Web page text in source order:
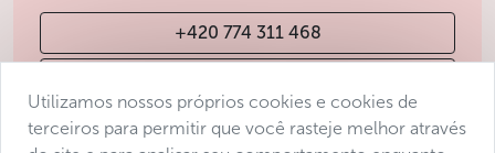
+420 774 311 468
Utilizamos nossos próprios cookies e cookies de
terceiros para permitir que você rasteje melhor através